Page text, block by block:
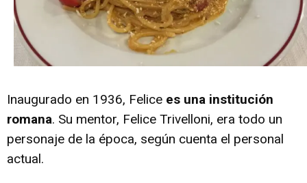
Inaugurado en 1936, Felice es una institución
romana. Su mentor, Felice Trivelloni, era todo un
personaje de la época, según cuenta el personal
actual.